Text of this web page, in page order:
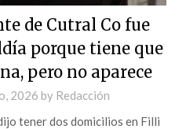
de Cutral Co fue
porque tiene que
pero no aparece
2026 by Redacción
tener dos domicilios en Filli